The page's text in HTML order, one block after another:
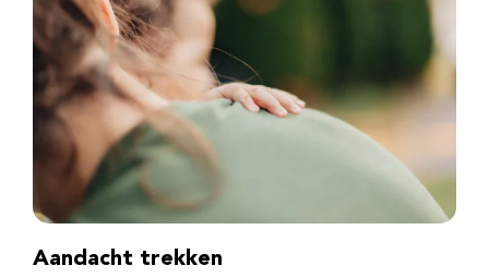
Aandacht trekken